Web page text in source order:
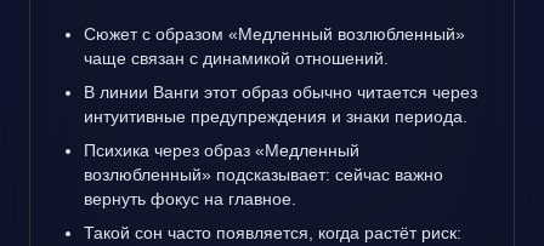
Сюжет с образом «Медленный возлюбленный»
чаще связан с динамикой отношений.
В линии Ванги этот образ обычно читается через
интуитивные предупреждения и знаки периода.
Психика через образ «Медленный
возлюбленный» подсказывает: сейчас важно
вернуть фокус на главное.
Такой сон часто появляется, когда растёт риск: